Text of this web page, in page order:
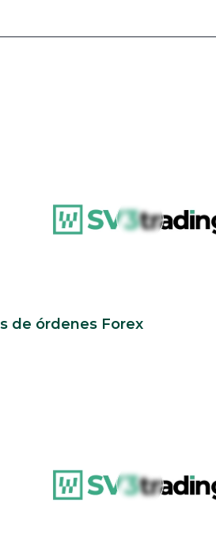
de órdenes Forex